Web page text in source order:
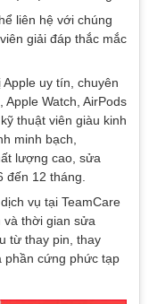
liên hệ với chúng
giải đáp thắc mắc
uy tín, chuyên
Watch, AirPods
thuật viên giàu kinh
minh bạch,
lượng cao, sửa
đến 12 tháng.
vụ tại TeamCare
và thời gian sửa
từ thay pin, thay
phần cứng phức tạp